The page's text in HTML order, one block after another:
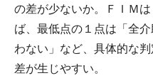
の差が少ないか。ＦＩＭ
ば、最低点の１点は「全
わない」など、具体的な
差が生じやすい。